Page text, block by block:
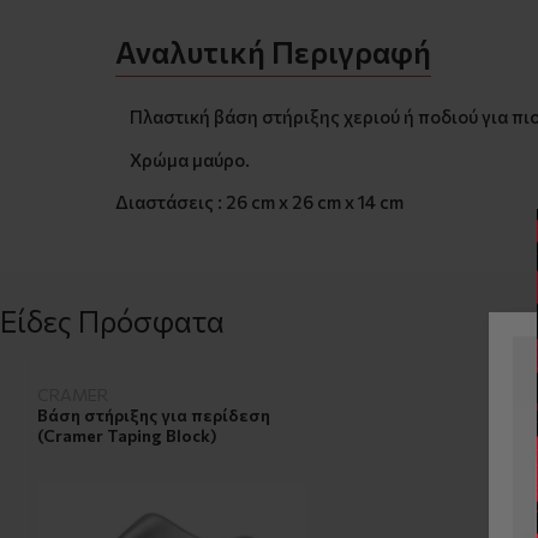
Αναλυτική Περιγραφή
Πλαστική βάση στήριξης χεριού ή ποδιού για
Χρώμα μαύρο.
Διαστάσεις : 26 cm x 26 cm x 14 cm
Είδες Πρόσφατα
Βάση στήριξης για περίδεση
(Cramer Taping Block)